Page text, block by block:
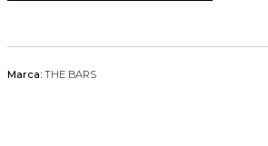
Marca: THE BARS